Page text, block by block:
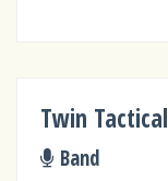
Twin Tactical
Band